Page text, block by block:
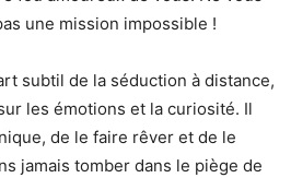
une mission impossible !
subtil de la séduction à distance,
les émotions et la curiosité. Il
de le faire rêver et de le
jamais tomber dans le piège de